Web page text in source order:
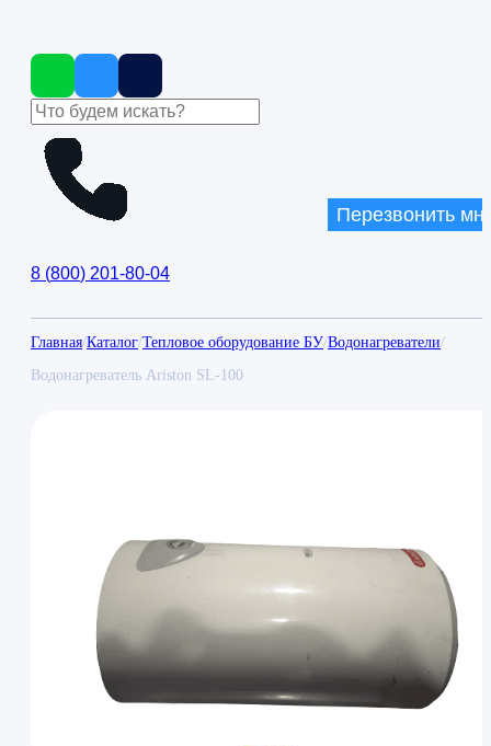
8 (800) 201-80-04
Перезвонить
Главная/Каталог/Тепловое оборудование БУ/Водонагреватели/
Водонагреватель Ariston SL-100